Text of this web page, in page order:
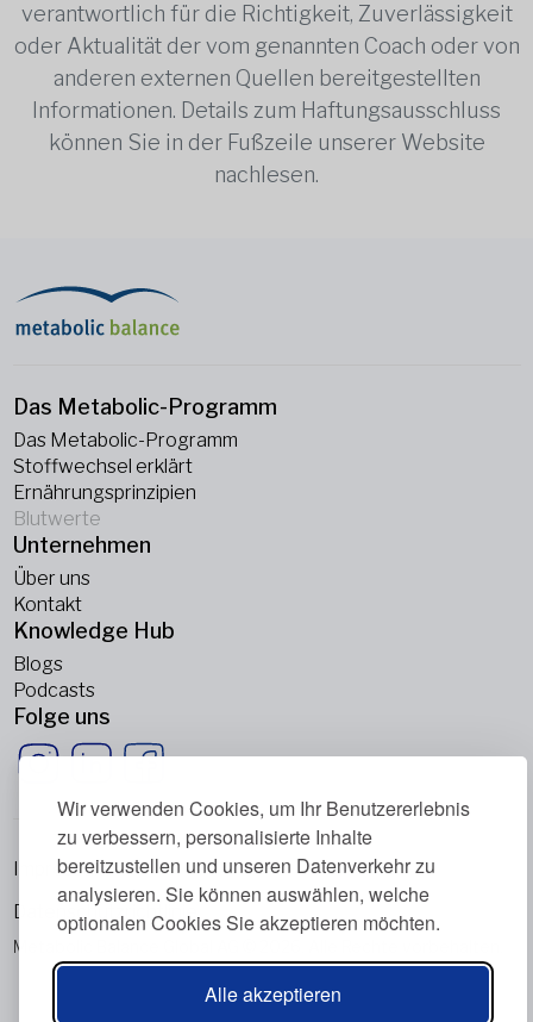
Wir verwenden Cookies, um Ihr Benutzererlebnis
zu verbessern, personalisierte Inhalte
bereitzustellen und unseren Datenverkehr zu
analysieren. Sie können auswählen, welche
optionalen Cookies Sie akzeptieren möchten.
Alle akzeptieren
verantwortlich für die Richtigkeit, Zuverlässigkeit
oder Aktualität der vom genannten Coach oder von
anderen externen Quellen bereitgestellten
Informationen. Details zum Haftungsausschluss
können Sie in der Fußzeile unserer Website
nachlesen.
Das Metabolic-Programm
Das Metabolic-Programm
Stoffwechsel erklärt
Ernährungsprinzipien
Blutwerte
Unternehmen
Über uns
Kontakt
Knowledge Hub
Blogs
Podcasts
Folge uns
Metabolic Balance Global AG © 2026. Alle Rechte vorbehalten.
Impressum
Datenschutzrichtlinie